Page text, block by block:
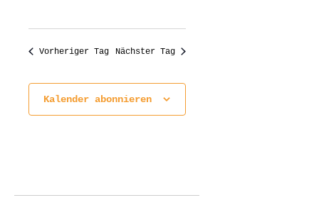
Vorheriger Tag Nächster Tag
Kalender abonnieren